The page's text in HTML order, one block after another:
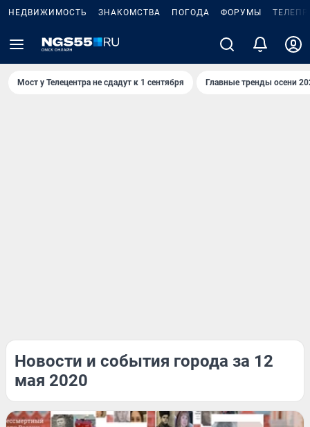
НЕДВИЖИМОСТЬ ЗНАКОМСТВА ПОГОДА ФОРУМЫ
Мост у Телецентра не сдадут к 1 сентября Главные тренды осени
Новости и события города за 12
мая 2020